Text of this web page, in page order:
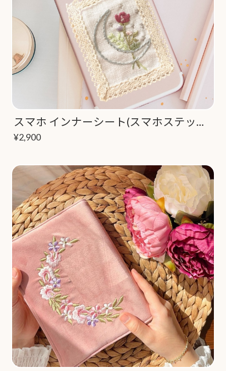
スマホ インナーシート(スマホステッカー）お月様の刺繍
¥2,900